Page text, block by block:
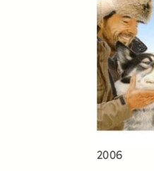
2006